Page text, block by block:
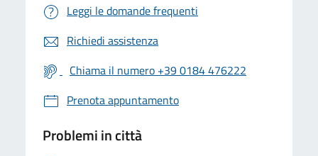
Leggi le domande frequenti
Richiedi assistenza
Chiama il numero +39 0184 476222
Prenota appuntamento
Problemi in città